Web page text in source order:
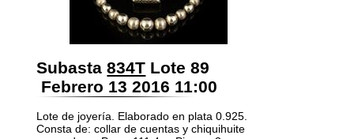
Subasta 834T Lote 89
Febrero 13 2016 11:00
Lote de joyería. Elaborado en plata 0.925.
Consta de: collar de cuentas y chiquihuite